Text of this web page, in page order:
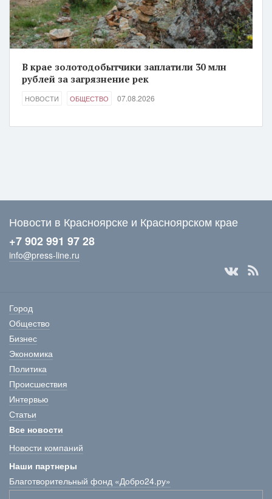
В крае золотодобытчики заплатили 30 млн
рублей за загрязнение рек
НОВОСТИ ОБЩЕСТВО 07.08.2026
Новости в Красноярске и Красноярском крае
+7 902 991 97 28
info@press-line.ru
Город
Общество
Бизнес
Экономика
Политика
Происшествия
Интервью
Статьи
Все новости
Новости компаний
Наши партнеры
Благотворительный фонд «Добро24.ру»